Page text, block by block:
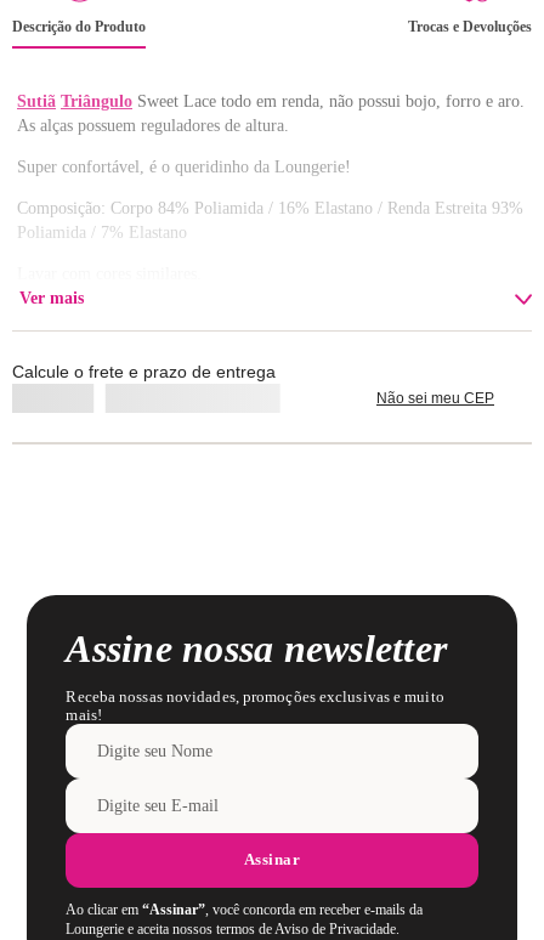
Descrição do Produto Trocas e Devoluções
Sutiã Triângulo Sweet Lace todo em renda, não possui bojo, forro e aro.
As alças possuem reguladores de altura.
Super confortável, é o queridinho da Loungerie!
Composição: Corpo 84% Poliamida / 16% Elastano / Renda Estreita 93%
Poliamida / 7% Elastano
Ver mais
Calcule o frete e prazo de entrega
Não sei meu CEP
Assine nossa newsletter
Receba nossas novidades, promoções exclusivas e muito
mais!
Assinar
Ao clicar em“Assinar”, você concorda em receber e-mails da
Loungerie e aceita nossos termos de Aviso de Privacidade.